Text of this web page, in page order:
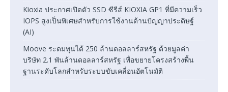
Kioxia ประกาศเปิดตัว SSD ซีรีส์ KIOXIA GP1 ที่มีความเร็ว
IOPS สูงเป็นพิเศษสำหรับการใช้งานด้านปัญญาประดิษฐ์
(AI)
Moove ระดมทุนได้ 250 ล้านดอลลาร์สหรัฐ ด้วยมูลค่า
บริษัท 2.1 พันล้านดอลลาร์สหรัฐ เพื่อขยายโครงสร้างพื้น
ฐานระดับโลกสำหรับระบบขับเคลื่อนอัตโนมัติ